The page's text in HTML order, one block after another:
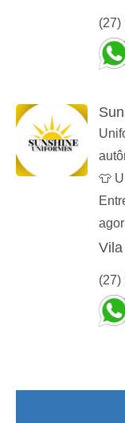
(27)
👕
(27)